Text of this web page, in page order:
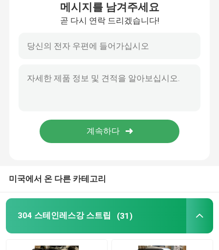
연락주세요
304 스테인레스강 스트립
316l 스테인레스강 스트립
304L 스테인레스강 스트립
메시지를 남겨주세요
곧 다시 연락 드리겠습니다!
미국에서 온 다른 카테고리
304 스테인레스강 스트립 (31)